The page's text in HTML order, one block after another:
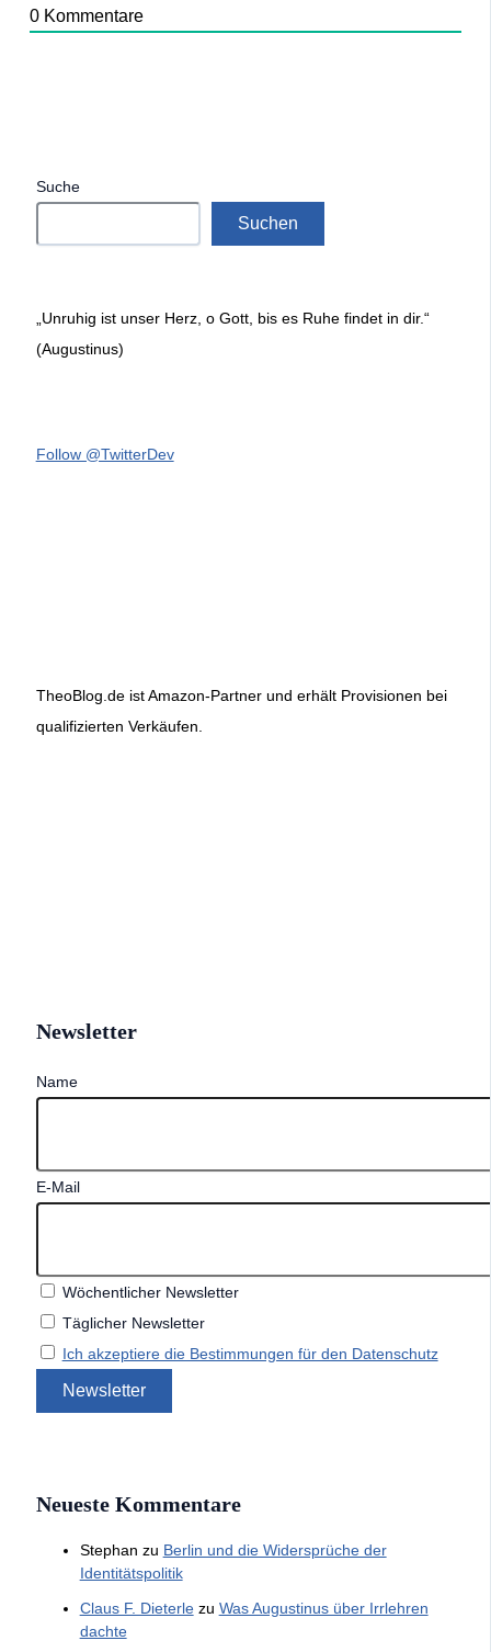
0Kommentare
Suche
Suchen
„Unruhig ist unser Herz, o Gott, bis es Ruhe findet in dir.“
(Augustinus)
Follow @TwitterDev
TheoBlog.de ist Amazon-Partner und erhält Provisionen bei
qualifizierten Verkäufen.
Newsletter
Name
E-Mail
Wöchentlicher Newsletter
Täglicher Newsletter
Ich akzeptiere die Bestimmungen für den Datenschutz
Neueste Kommentare
Stephan zu Berlin und die Widersprüche der
Identitätspolitik
Claus F. Dieterlezu Was Augustinus über Irrlehren
dachte